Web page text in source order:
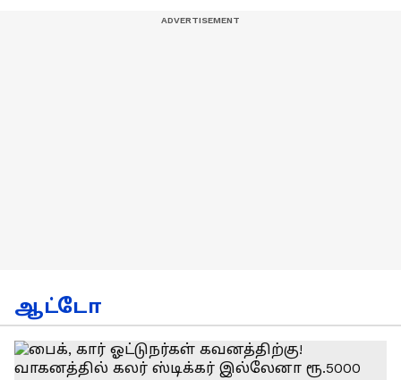
ஆட்டோ